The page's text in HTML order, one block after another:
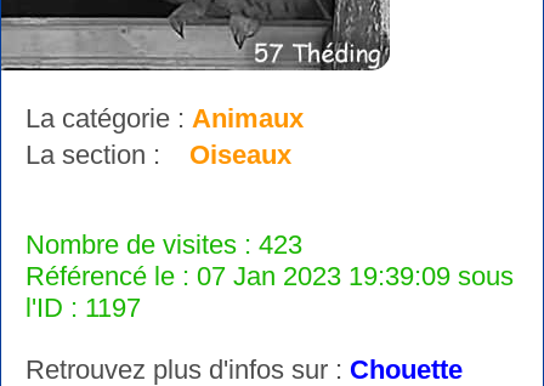
La catégorie : Animaux
La section : Oiseaux
Nombre de visites : 423
Référencé le : 07 Jan 2023 19:39:09 sous
l'ID : 1197
Retrouvez plus d'infos sur : Chouette